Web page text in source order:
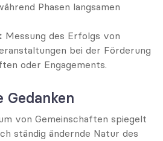
Phasen langsamen
Messung des Erfolgs von
bei der Förderung
oder Engagements.
Gedanken
von Gemeinschaften spiegelt
ständig ändernde Natur des